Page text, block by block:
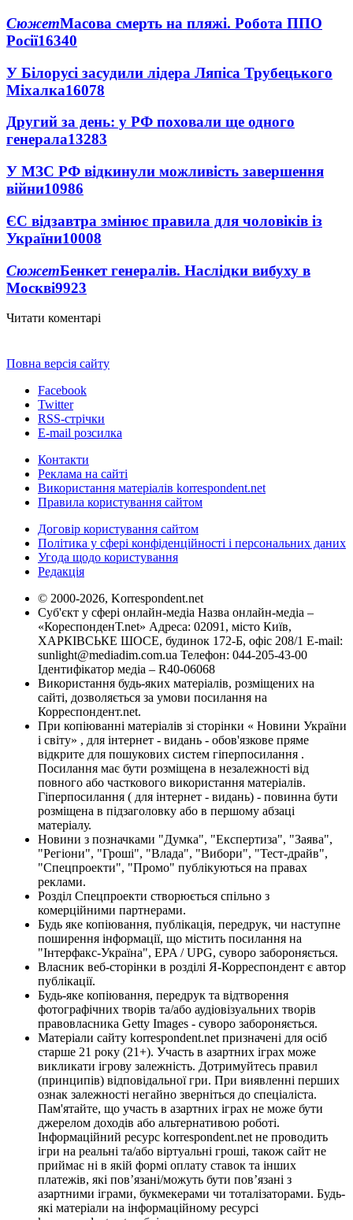
СюжетМасова смерть на пляжі. Робота ППО
Росії16340
У Білорусі засудили лідера Ляпіса Трубецького
Міхалка16078
Другий за день: у РФ поховали ще одного
генерала13283
У МЗС РФ відкинули можливість завершення
війни10986
ЄС відзавтра змінює правила для чоловіків із
України10008
СюжетБенкет генералів. Наслідки вибуху в
Москві9923
Читати коментарі
Повна версія сайту
Facebook
Twitter
RSS-стрічки
E-mail розсилка
Контакти
Реклама на сайті
Використання матеріалів korrespondent.net
Правила користування сайтом
Договір користування сайтом
Політика у сфері конфіденційності і персональних даних
Угода щодо користування
Редакція
© 2000-2026, Korrespondent.net
Суб'єкт у сфері онлайн-медіа Назва онлайн-медіа –
«КореспонденТ.net» Адреса: 02091, місто Київ,
ХАРКІВСЬКЕ ШОСЕ, будинок 172-Б, офіс 208/1 E-mail:
sunlight@mediadim.com.ua Телефон: 044-205-43-00
Ідентифікатор медіа – R40-06068
Використання будь-яких матеріалів, розміщених на
сайті, дозволяється за умови посилання на
Корреспондент.net.
При копіюванні матеріалів зі сторінки « Новини України
і світу» , для інтернет - видань - обов'язкове пряме
відкрите для пошукових систем гіперпосилання .
Посилання має бути розміщена в незалежності від
повного або часткового використання матеріалів.
Гіперпосилання ( для інтернет - видань) - повинна бути
розміщена в підзаголовку або в першому абзаці
матеріалу.
Новини з позначками "Думка", "Експертиза", "Заява",
"Регіони", "Гроші", "Влада", "Вибори", "Тест-драйв",
"Спецпроекти", "Промо" публікуються на правах
реклами.
Розділ Спецпроекти створюється спільно з
комерційними партнерами.
Будь яке копіювання, публікація, передрук, чи наступне
поширення інформації, що містить посилання на
"Інтерфакс-Україна", EPA / UPG, суворо забороняється.
Власник веб-сторінки в розділі Я-Корреспондент є автор
публікації.
Будь-яке копіювання, передрук та відтворення
фотографічних творів та/або аудіовізуальних творів
правовласника Getty Images - суворо забороняється.
Матеріали сайту korrespondent.net призначені для осіб
старше 21 року (21+). Участь в азартних іграх може
викликати ігрову залежність. Дотримуйтесь правил
(принципів) відповідальної гри. При виявленні перших
ознак залежності негайно зверніться до спеціаліста.
Пам'ятайте, що участь в азартних іграх не може бути
джерелом доходів або альтернативою роботі.
Інформаційний ресурс korrespondent.net не проводить
ігри на реальні та/або віртуальні гроші, також сайт не
приймає ні в якій формі оплату ставок та інших
платежів, які пов’язані/можуть бути пов’язані з
азартними іграми, букмекерами чи тоталізаторами. Будь-
які матеріали на інформаційному ресурсі